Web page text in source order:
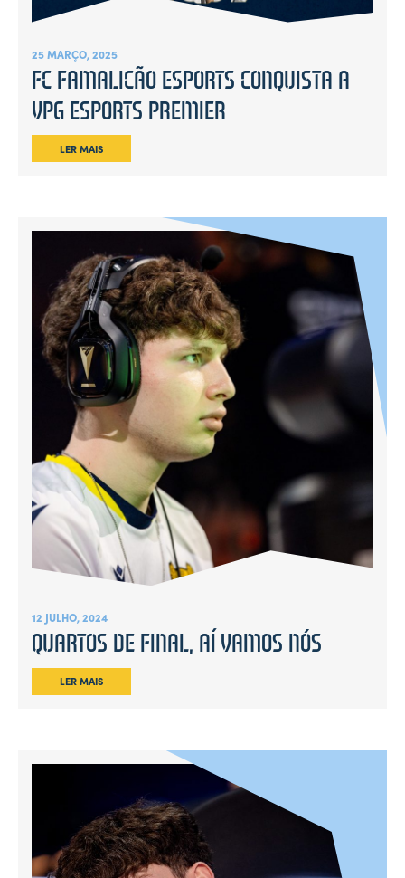
25 MARÇO, 2025
FC FAMALICÃO ESPORTS CONQUISTA A
VPG ESPORTS PREMIER
LER MAIS
12 JULHO, 2024
QUARTOS DE FINAL, AÍ VAMOS NÓS
LER MAIS